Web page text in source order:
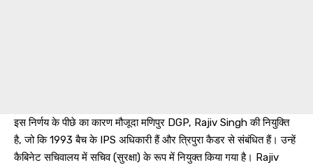
इस निर्णय के पीछे का कारण मौजूदा मणिपुर DGP, Rajiv Singh की नियुक्ति
है, जो कि 1993 बैच के IPS अधिकारी हैं और त्रिपुरा कैडर से संबंधित हैं। उन्हें
कैबिनेट सचिवालय में सचिव (सुरक्षा) के रूप में नियुक्त किया गया है। Rajiv